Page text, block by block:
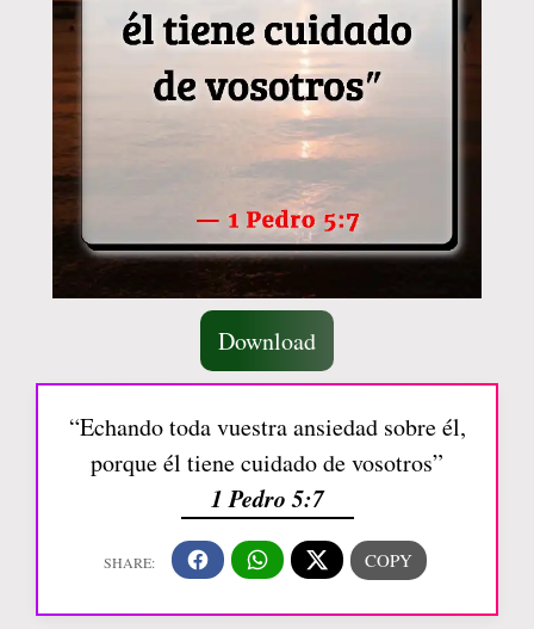
Download
“Echando toda vuestra ansiedad sobre él,
porque él tiene cuidado de vosotros”
1 Pedro 5:7